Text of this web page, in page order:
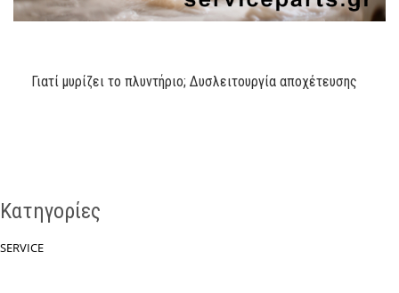
Γιατί μυρίζει το πλυντήριο; Δυσλειτουργία αποχέτευσης
Κατηγορίες
SERVICE